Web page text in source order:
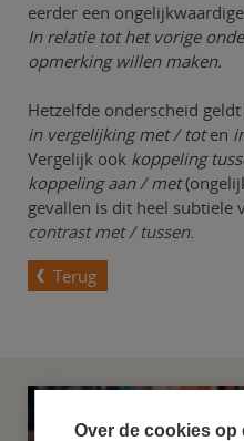
Over de cookies op
eerder een
In relatie tot het vorige
opmerking willen maken.
Hetzelfde onderscheid
in vergelijking met / toten
Vergelijk ook koppeling
koppeling aan / met
gevallen is dit heel subtiele
contrast met / tussen.
Terug